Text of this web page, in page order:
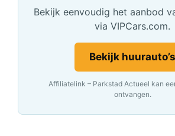
Bekijk eenvoudig het aanbod
via VIPCars.com.
Bekijk huurauto’s
Affiliatelink – Parkstad Actueel kan
ontvangen.